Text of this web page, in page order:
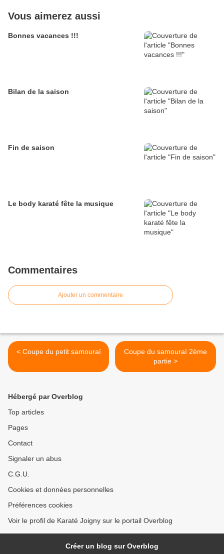
Vous aimerez aussi
Bonnes vacances !!!
Bilan de la saison
Fin de saison
Le body karaté fête la musique
Commentaires
Ajouter un commentaire
< Coupe du petit samouraï
Coupe du samouraï 2ème
partie >
Hébergé par Overblog
Top articles
Pages
Contact
Signaler un abus
C.G.U.
Cookies et données personnelles
Préférences cookies
Voir le profil de Karaté Joigny sur le portail Overblog
Créer un blog sur Overblog